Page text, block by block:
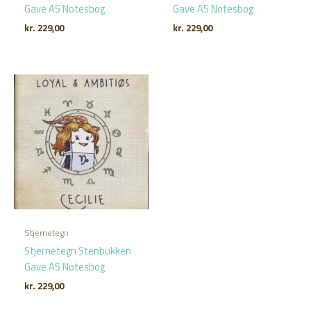
Gave A5 Notesbog
kr. 229,00
Gave A5 Notesbog
kr. 229,00
Stjernetegn
Stjernetegn Stenbukken
Gave A5 Notesbog
kr. 229,00